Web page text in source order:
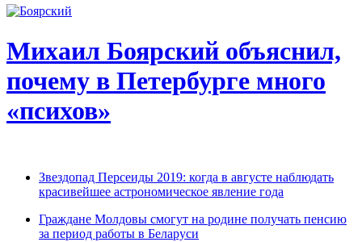
Михаил Боярский объяснил,
почему в Петербурге много
«психов»
Звездопад Персеиды 2019: когда в августе наблюдать
красивейшее астрономическое явление года
Граждане Молдовы смогут на родине получать пенсию
за период работы в Беларуси